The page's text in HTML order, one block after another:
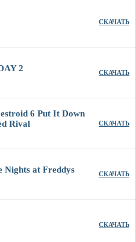
СКАЧАТЬ
2 СКАЧАТЬ
6 Put It Down
Rival
СКАЧАТЬ
Nights at Freddys СКАЧАТЬ
СКАЧАТЬ